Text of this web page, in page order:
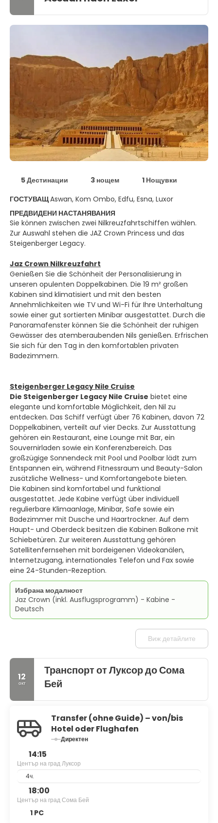
5 Дестинации 3 нощем
1 Нощувки
ГОСТУВАЩAswan, Kom Ombo, Edfu, Esna, Luxor
ПРЕДВИДЕНИ НАСТАНЯВАНИЯ
Sie können zwischen zwei Nilkreuzfahrtschiffen wählen.
Zur Auswahl stehen die JAZ Crown Princess und das
Steigenberger Legacy.
Jaz Crown Nilkreuzfahrt
Genießen Sie die Schönheit der Personalisierung in
unseren opulenten Doppelkabinen. Die 19 m² großen
Kabinen sind klimatisiert und mit den besten
Annehmlichkeiten wie TV und Wi-Fi für Ihre Unterhaltung
sowie einer gut sortierten Minibar ausgestattet. Durch die
Panoramafenster können Sie die Schönheit der ruhigen
Gewässer des atemberaubenden Nils genießen. Erfrischen
Sie sich für den Tag in den komfortablen privaten
Badezimmern.
Steigenberger Legacy Nile Cruise
Die Steigenberger Legacy Nile Cruise bietet eine
elegante und komfortable Möglichkeit, den Nil zu
entdecken. Das Schiff verfügt über 76 Kabinen, davon 72
Doppelkabinen, verteilt auf vier Decks. Zur Ausstattung
gehören ein Restaurant, eine Lounge mit Bar, ein
Souvernirladen sowie ein Konferenzbereich. Das
großzügige Sonnendeck mit Pool und Poolbar lädt zum
Entspannen ein, während Fitnessraum und Beauty-Salon
zusätzliche Wellness- und Komfortangebote bieten.
Die Kabinen sind komfortabel und funktional
ausgestattet. Jede Kabine verfügt über individuell
regulierbare Klimaanlage, Minibar, Safe sowie ein
Badezimmer mit Dusche und Haartrockner. Auf dem
Haupt- und Oberdeck besitzen die Kabinen Balkone mit
Schiebetüren. Zur weiteren Ausstattung gehören
Satellitenfernsehen mit bord­eigenen Videokanälen,
Internetzugang, internationales Telefon und Fax sowie
eine 24-Stunden-Rezeption.
Избрана модалност
Jaz Crown (inkl. Ausflugsprogramm) - Kabine -
Deutsch
Виж детайлите
12
окт
Транспорт от Луксор до Сома
Бей
Transfer (ohne Guide) – von/bis
Hotel oder Flughafen
Директен
14:15
Център на град Луксор
4ч.
18:00
Център на град Сома Бей
1 PC